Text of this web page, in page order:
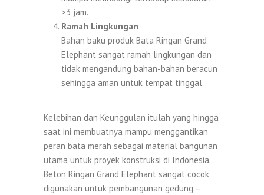
>3 jam.
Ramah Lingkungan
Bahan baku produk Bata Ringan Grand
Elephant sangat ramah lingkungan dan
tidak mengandung bahan-bahan beracun
sehingga aman untuk tempat tinggal.
Kelebihan dan Keunggulan itulah yang hingga
saat ini membuatnya mampu menggantikan
peran bata merah sebagai material bangunan
utama untuk proyek konstruksi di Indonesia.
Beton Ringan Grand Elephant sangat cocok
digunakan untuk pembangunan gedung –